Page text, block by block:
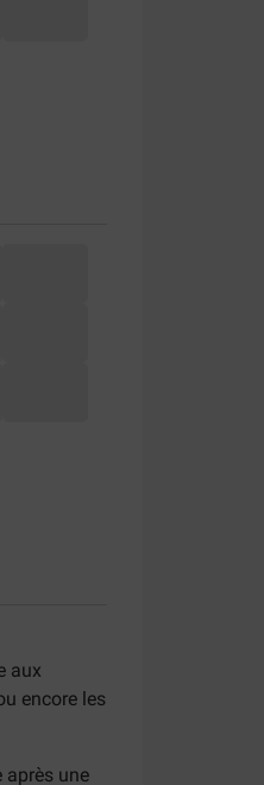
aux
encore les
après une